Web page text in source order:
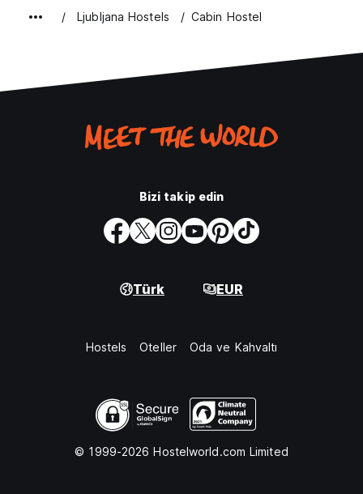
Ljubljana Hostels Cabin Hostel
Bizi takip edin
Türk EUR
Hostels Oteller Oda ve Kahvaltı
© 1999-2026 Hostelworld.com Limited